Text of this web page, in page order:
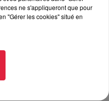
ne s'appliqueront que pour
"Gérer les cookies" situé en